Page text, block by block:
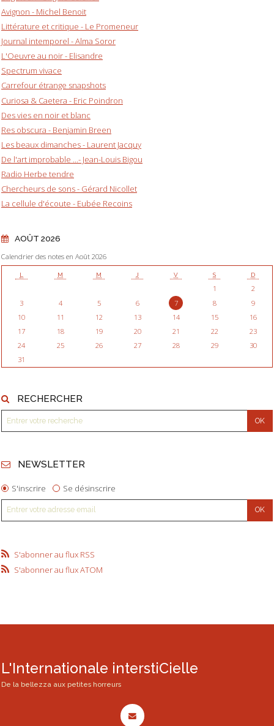
Avignon - Michel Benoit
Littérature et critique - Le Promeneur
Journal intemporel - Alma Soror
L'Oeuvre au noir - Elisandre
Spectrum vivace
Carrefour étrange snapshots
Curiosa & Caetera - Eric Poindron
Des vies en noir et blanc
Res obscura - Benjamin Breen
Les beaux dimanches - Laurent Jacquy
De l'art improbable ...- Jean-Louis Bigou
Radio Herbe tendre
Chercheurs de sons - Gérard Nicollet
La cellule d'écoute - Eubée Recoins
AOÛT 2026
Calendrier des notes en Août 2026
L M M J V S D
1
2
3
4 5 6 7 8
9
10
11 12 13 14 15
16
17
18 19 20 21 22
23
24
25 26 27 28 29
30
31
RECHERCHER
NEWSLETTER
S'inscrire Se désinscrire
S'abonner au flux RSS
S'abonner au flux ATOM
L'Internationale interstiCielle
De la bellezza aux petites horreurs